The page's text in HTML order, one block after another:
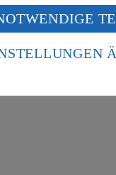
willigst du im Sinne
verarbeitet werden.
nicht
amerikanische Behörden.